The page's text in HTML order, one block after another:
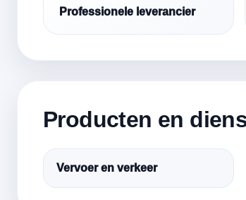
Professionele leverancier
Producten en
Vervoer en verkeer